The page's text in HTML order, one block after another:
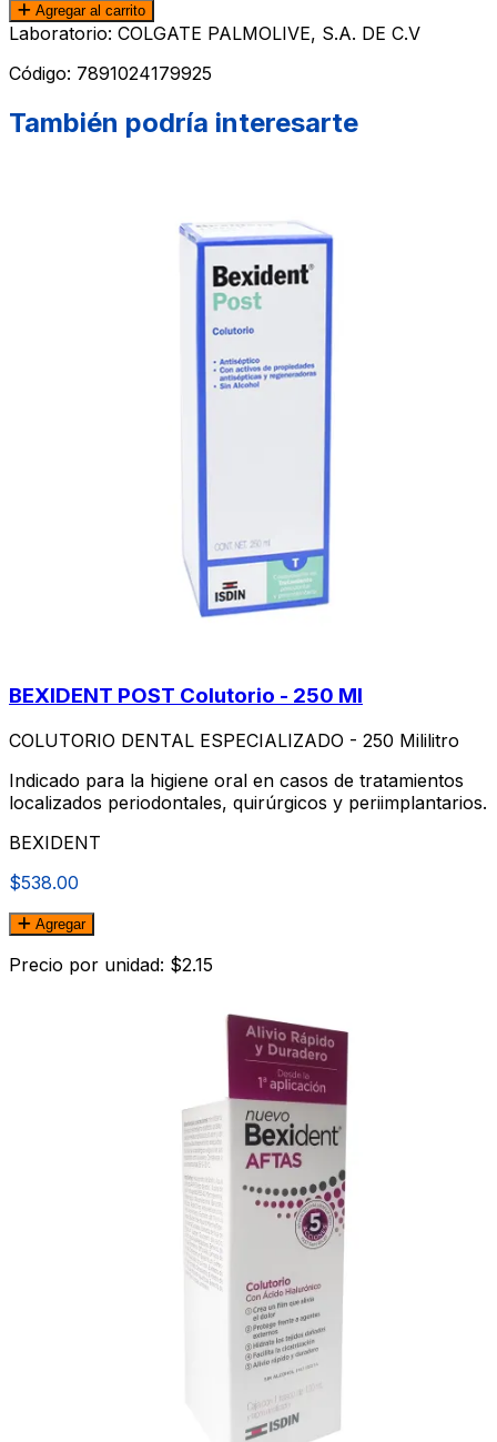
Agregar al carrito
Laboratorio: COLGATE PALMOLIVE, S.A. DE C.V
Código: 7891024179925
También podría interesarte
BEXIDENT POST Colutorio - 250 Ml
COLUTORIO DENTAL ESPECIALIZADO - 250 Mililitro
Indicado para la higiene oral en casos de tratamientos
localizados periodontales, quirúrgicos y periimplantarios.
BEXIDENT
$538.00
Agregar
Precio por unidad: $2.15